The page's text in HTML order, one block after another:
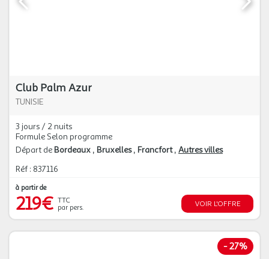
Club Palm Azur
TUNISIE
3 jours / 2 nuits
Formule Selon programme
Départ de Bordeaux Bruxelles Francfort Autres villes
Réf : 837116
à partir de
219€ TTC
par pers.
VOIR L'OFFRE
- 27%